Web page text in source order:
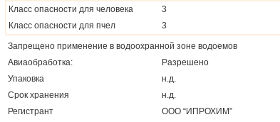
Класс опасности для человека
3
Класс опасности для пчел
3
Запрещено применение в водоохранной зоне водоемов
Авиаобработка:
Разрешено
Упаковка
н.д.
Срок хранения
н.д.
Регистрант
ООО “ИПРОХИМ”